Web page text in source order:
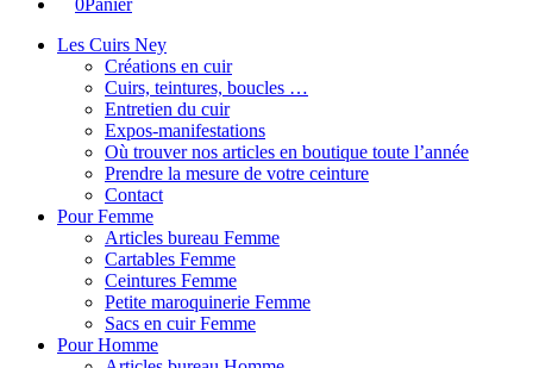
0Panier
Les Cuirs Ney
Créations en cuir
Cuirs, teintures, boucles …
Entretien du cuir
Expos-manifestations
Où trouver nos articles en boutique toute l’année
Prendre la mesure de votre ceinture
Contact
Pour Femme
Articles bureau Femme
Cartables Femme
Ceintures Femme
Petite maroquinerie Femme
Sacs en cuir Femme
Pour Homme